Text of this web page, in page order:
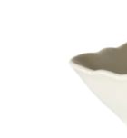
OŚWIETLENIE